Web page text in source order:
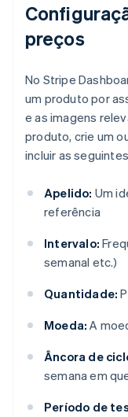
preços
No Stripe
um produto por
e as imagens
produto, crie um
incluir as
Apelido: Um
referência
Intervalo:
semanal etc.)
Quantidade:
Moeda: A
Âncora de
semana em
Período de